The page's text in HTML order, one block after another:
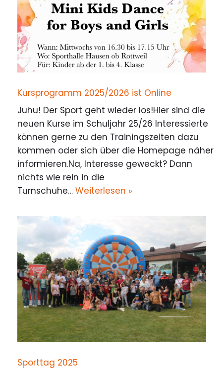
Kursprogramm 2025/2026 ist Online
Juhu! Der Sport geht wieder los!Hier sind die
neuen Kurse im Schuljahr 25/26 Interessierte
können gerne zu den Trainingszeiten dazu
kommen oder sich über die Homepage näher
informieren.Na, Interesse geweckt? Dann
nichts wie rein in die
Turnschuhe… Weiterlesen »
Sporttag 2025